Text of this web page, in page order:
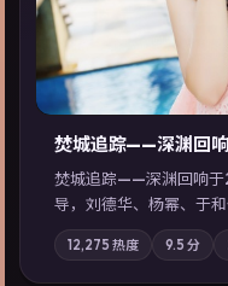
焚城追踪——深渊回响
焚城追踪——深渊回响于
导，刘德华、杨幂、于
踪人口档案牵出跨国灰
内亦可通过「国产免费
高分佳作，畅享高清在
12,275 热度 9.5 分